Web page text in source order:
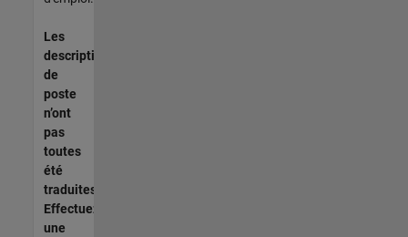
Les
descriptions
de
poste
n’ont
pas
toutes
été
traduites.
Effectuez
une